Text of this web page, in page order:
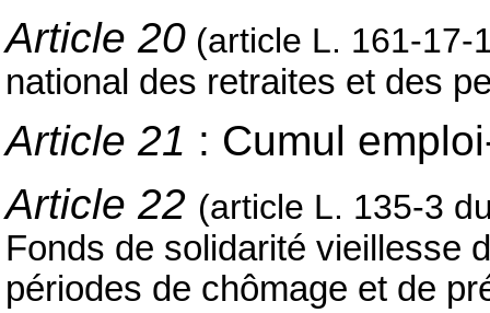
Article 20 (article L. 161-17-
national des retraites et des
Article 21 : Cumul
Article 22 (article L. 135-3
Fonds de solidarité vieillesse
périodes de chômage et de